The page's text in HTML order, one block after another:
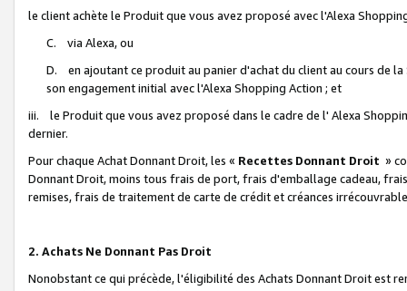
le client achète le Produit que vous avez proposé avec l'Alexa
C. via Alexa, ou
D. en ajoutant ce produit au panier d'achat du client au cours de
son engagement initial avec l'Alexa Shopping Action ; et
iii. le Produit que vous avez proposé dans le cadre de l' Alexa
dernier.
Pour chaque Achat Donnant Droit, les « Recettes Donnant Droit »
Donnant Droit, moins tous frais de port, frais d'emballage cadeau,
remises, frais de traitement de carte de crédit et créances
2. Achats Ne Donnant Pas Droit
Nonobstant ce qui précède, l'éligibilité des Achats Donnant Droit est